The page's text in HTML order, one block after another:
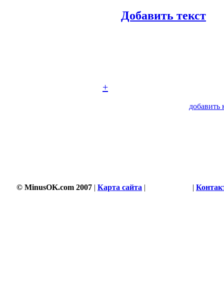
Добавить текст
+
добавить
© MinusOK.com 2007 | Карта сайта | |